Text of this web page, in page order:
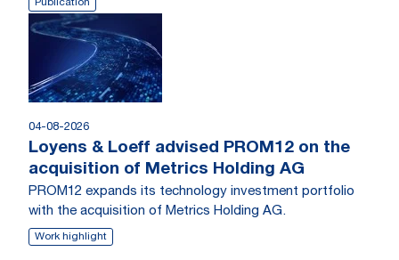
Publication
04-08-2026
Loyens & Loeff advised PROM12 on the
acquisition of Metrics Holding AG
PROM12 expands its technology investment portfolio
with the acquisition of Metrics Holding AG.
Work highlight